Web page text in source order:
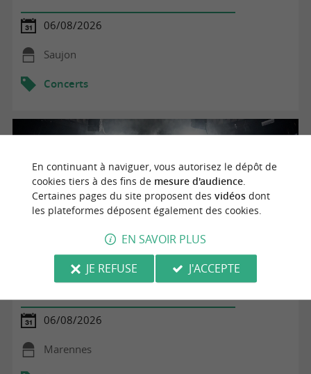
06/08/2026
Saujon
Concerts
Le dernier concert de la compagnie i.Si
06/08/2026
Marennes
En continuant à naviguer, vous autorisez le dépôt de
cookies tiers à des fins de mesure d'audience.
Certaines pages du site proposent des vidéosdont
les plateformes déposent également des cookies.
EN SAVOIR PLUS
JE REFUSE
J'ACCEPTE